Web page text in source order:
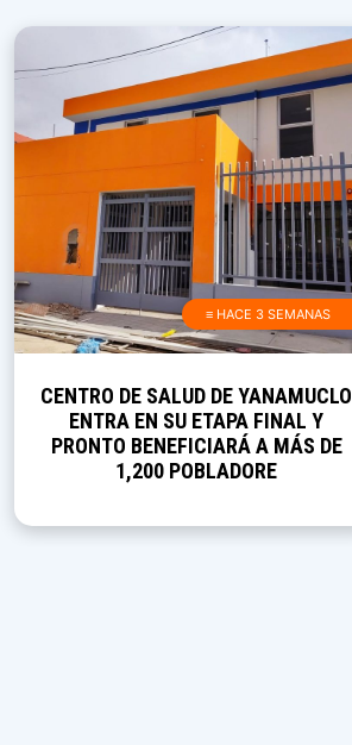
≡ HACE 3 SEMANAS
CENTRO DE SALUD DE YANAMUCLO
ENTRA EN SU ETAPA FINAL Y
PRONTO BENEFICIARÁ A MÁS DE
1,200 POBLADORE